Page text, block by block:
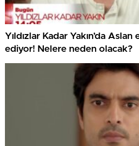
Yıldızlar Kadar Yakın’da
ediyor! Nelere neden olacak?